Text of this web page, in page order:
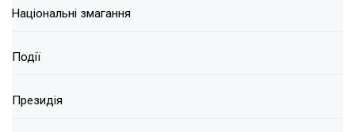
Національні змагання
Події
Президія